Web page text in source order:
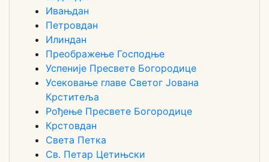
Ивањдан
Петровдан
Илиндан
Преображење Господње
Успеније Пресвете Богородице
Усековање главе Светог Јована
Крститеља
Рођење Пресвете Богородице
Крстовдан
Света Петка
Св. Петар Цетињски